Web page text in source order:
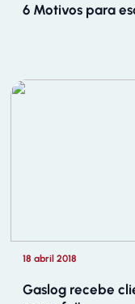
6 Motivos para
18 abril 2018
Gaslog recebe